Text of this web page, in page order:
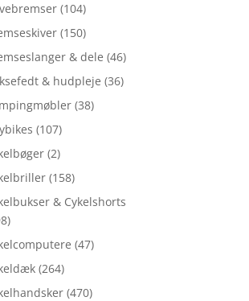
(104)
(150)
& dele (46)
& hudpleje (36)
(38)
(107)
(2)
(158)
& Cykelshorts
(47)
(264)
(470)